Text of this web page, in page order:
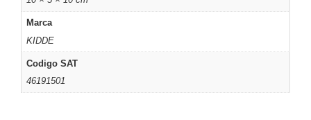
de 8
Canales
Monitores
Pantallas
Mobiliario
Marca
KIDDE
Codigo SAT
46191501